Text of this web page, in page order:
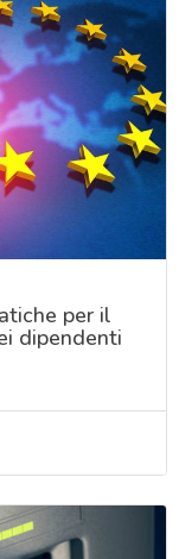
per il
dipendenti